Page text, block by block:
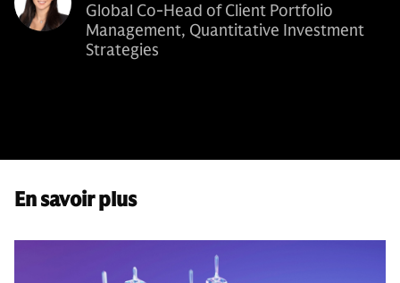
Global Co-Head of Client Portfolio
Management, Quantitative Investment
Strategies
En savoir plus